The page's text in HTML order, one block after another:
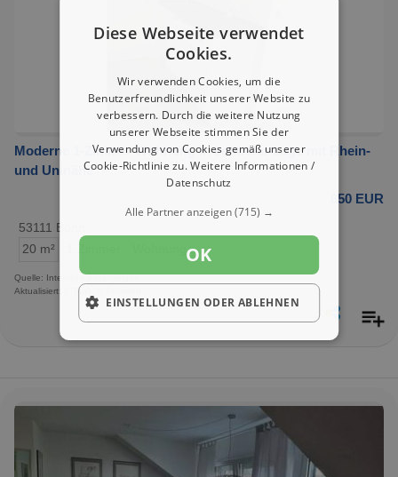
Moderne 1-Zimmer Wohnung in zentraler Lage mit Rhein-
und Uninähe
650 EUR
53111 Bonn
20 m²
Quelle: Internet-Kleinanzeigen
Aktualisiert: 3 Tage, 8 Stunden
Diese Webseite verwendet
Cookies.
Wir verwenden Cookies, um die
Benutzerfreundlichkeit unserer Website zu
verbessern. Durch die weitere Nutzung
unserer Webseite stimmen Sie der
Verwendung von Cookies gemäß unserer
Cookie-Richtlinie zu.Weitere Informationen /
Datenschutz
Alle Partner anzeigen(715) →
OK
EINSTELLUNGEN ODER ABLEHNEN